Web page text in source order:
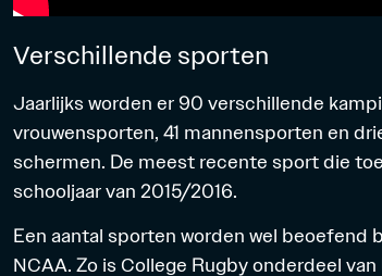
Verschillende sporten
Jaarlijks worden er 90 verschillende
vrouwensporten, 41 mannensporten en
schermen. De meest recente sport die
schooljaar van 2015/2016.
Een aantal sporten worden wel beoefend
NCAA. Zo is College Rugby onderdeel